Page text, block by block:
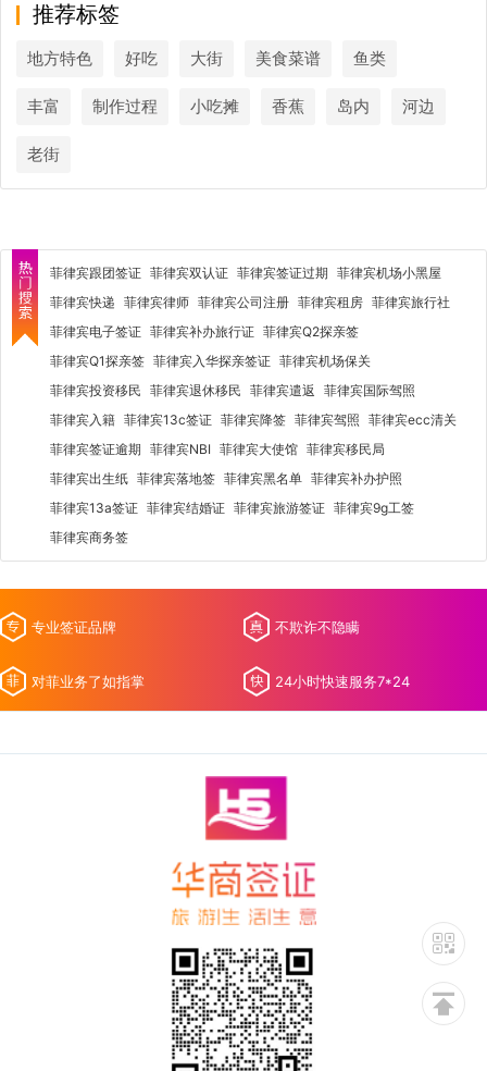
推荐标签
地方特色 好吃 大街 美食菜谱 鱼类
丰富 制作过程 小吃摊 香蕉 岛内 河边
老街
菲律宾跟团签证 菲律宾双认证 菲律宾签证过期 菲律宾机场小黑屋
菲律宾快递 菲律宾律师 菲律宾公司注册 菲律宾租房 菲律宾旅行社
菲律宾电子签证 菲律宾补办旅行证 菲律宾Q2探亲签
菲律宾Q1探亲签 菲律宾入华探亲签证 菲律宾机场保关
菲律宾投资移民 菲律宾退休移民 菲律宾遣返 菲律宾国际驾照
菲律宾入籍 菲律宾13c签证 菲律宾降签 菲律宾驾照 菲律宾ecc清关
菲律宾签证逾期 菲律宾NBI 菲律宾大使馆 菲律宾移民局
菲律宾出生纸 菲律宾落地签 菲律宾黑名单 菲律宾补办护照
菲律宾13a签证 菲律宾结婚证 菲律宾旅游签证 菲律宾9g工签
菲律宾商务签
专业签证品牌 不欺诈不隐瞒
对菲业务了如指掌 24小时快速服务7*24